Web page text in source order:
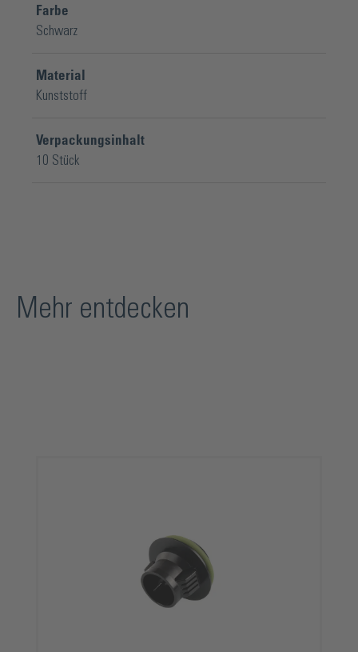
Farbe
Schwarz
Material
Kunststoff
Verpackungsinhalt
10 Stück
Mehr entdecken